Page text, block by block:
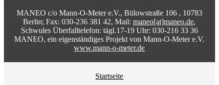
MANEO c/o Mann-O-Meter e.V., Bülowstraße 106 , 10783
Berlin; Fax: 030-236 381 42, Mail:maneo[at]maneo.de,
Schwules Überfalltelefon: tägl.17-19 Uhr: 030-216 33 36
MANEO, ein eigenständiges Projekt von Mann-O-Meter e.V.
www.mann-o-meter.de
Startseite